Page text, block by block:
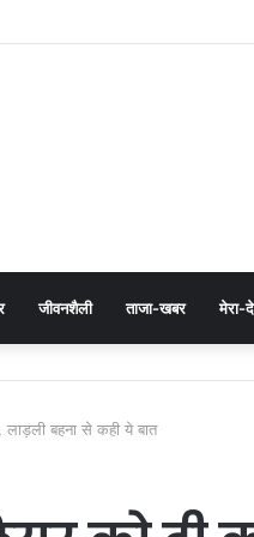
का जादू, 35 में 30 बूथ जीते
जीवनशैली ताजा-खबर मेरा-
लाड़ली बहना से कही ये बात